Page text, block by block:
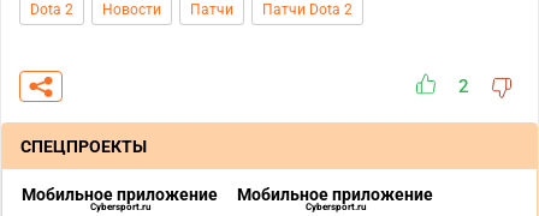
Dota 2 Новости Патчи Патчи Dota 2
2
СПЕЦПРОЕКТЫ
Мобильное приложение
Cybersport.ru
Мобильное приложение
Cybersport.ru